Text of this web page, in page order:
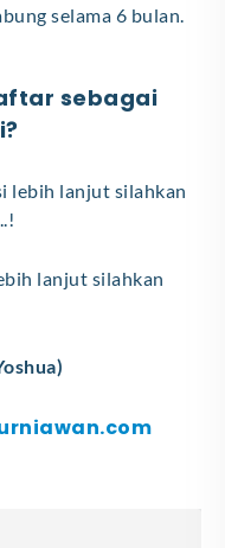
selama 6 bulan.
sebagai
lebih lanjut silahkan
lanjut silahkan